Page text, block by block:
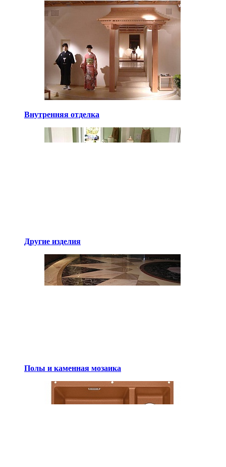
Внутренняя отделка
Другие изделия
Полы и каменная мозаика